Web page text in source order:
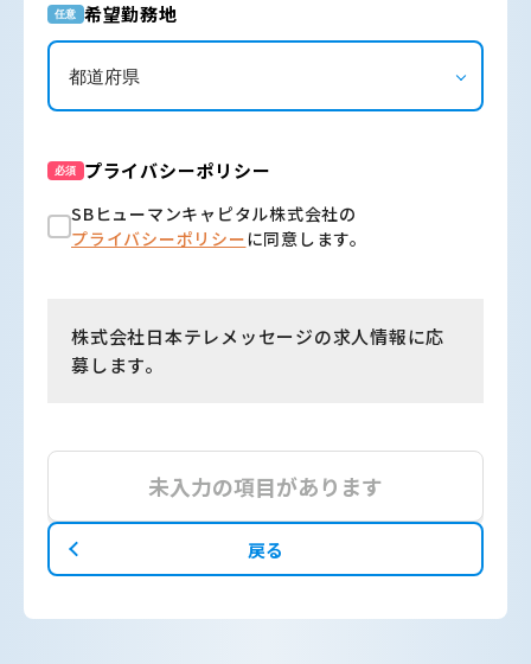
任意 希望勤務地
必須 プライバシーポリシー
SBヒューマンキャピタル株式会社の
プライバシーポリシーに同意します。
株式会社日本テレメッセージの求人情報に応
募します。
未入力の項目があります
戻る